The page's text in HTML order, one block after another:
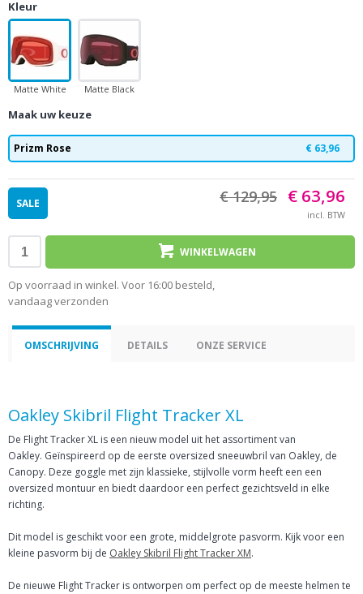
Kleur
Matte White
Matte Black
Maak uw keuze
Prizm Rose € 63,96
SALE € 129,95 € 63,96
incl. BTW
WINKELWAGEN
Op voorraad in winkel. Voor 16:00 besteld,
vandaag verzonden
OMSCHRIJVING DETAILS ONZE SERVICE
Oakley Skibril Flight Tracker XL
De Flight Tracker XL is een nieuw model uit het assortiment van
Oakley. Geïnspireerd op de eerste oversized sneeuwbril van Oakley, de
Canopy. Deze goggle met zijn klassieke, stijlvolle vorm heeft een een
oversized montuur en biedt daardoor een perfect gezichtsveld in elke
richting.
Dit model is geschikt voor een grote, middelgrote pasvorm. Kijk voor een
kleine pasvorm bij de Oakley Skibril Flight Tracker XM.
De nieuwe Flight Tracker is ontworpen om perfect op de meeste helmen te